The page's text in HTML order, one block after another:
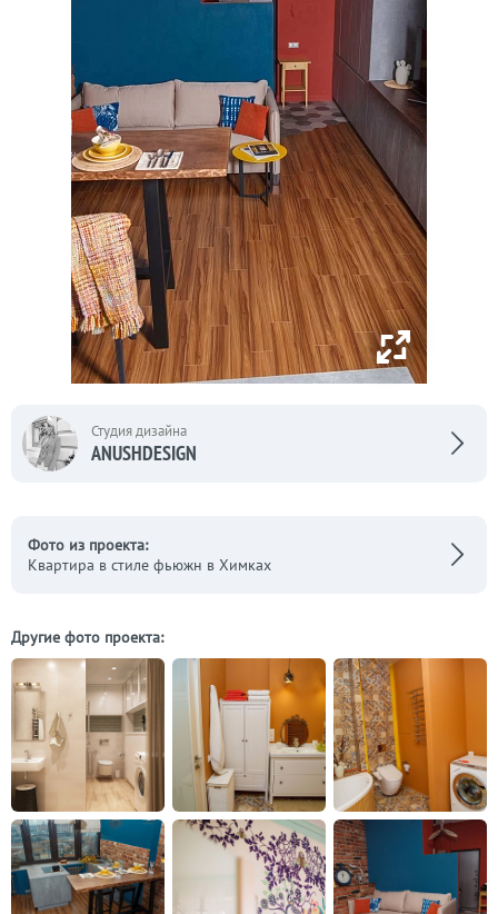
Студия дизайна
ANUSHDESIGN
Фото из проекта:
Квартира в стиле фьюжн в Химках
Другие фото проекта: